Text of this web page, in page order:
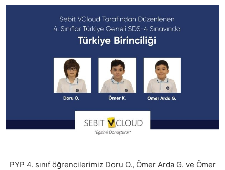
PYP 4. sınıf öğrencilerimiz Doru O., Ömer Arda G. ve Ömer